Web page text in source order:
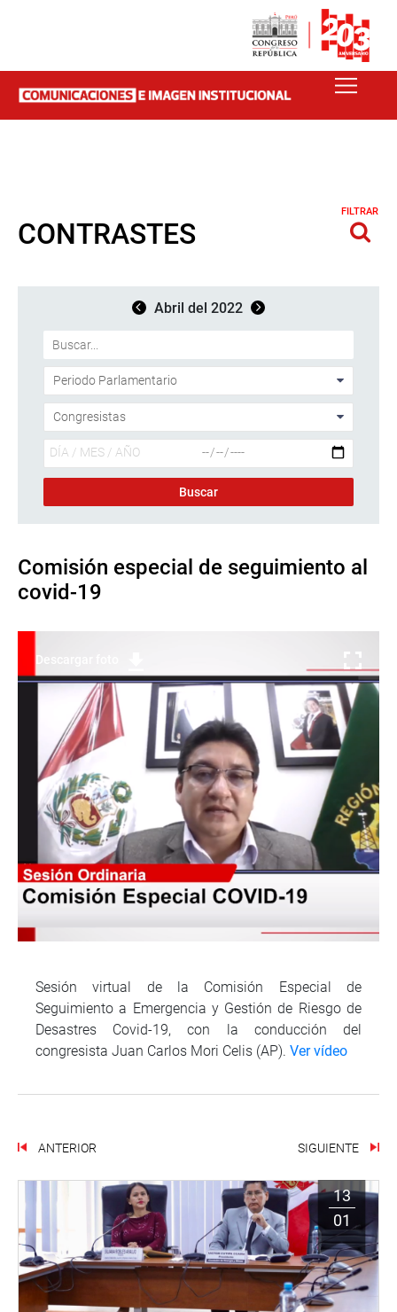
CONTRASTES
FILTRAR
Abril del 2022
Comisión especial de seguimiento al
covid-19
Descargar foto
Sesión virtual de la Comisión Especial de
Seguimiento a Emergencia y Gestión de Riesgo de
Desastres Covid-19, con la conducción del
congresista Juan Carlos Mori Celis (AP). Ver vídeo
ANTERIOR SIGUIENTE
13
01